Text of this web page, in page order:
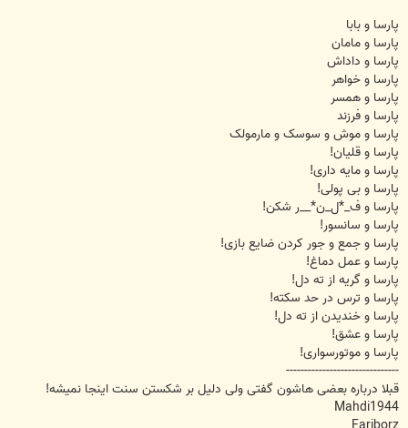
پارسا و بابا
پارسا و مامان
پارسا و داداش
پارسا و خواهر
پارسا و همسر
پارسا و فرزند
پارسا و موش و سوسک و مارمولک
پارسا و قلیان!
پارسا و مایه داری!
پارسا و بی پولی!
پارسا و ف_*ل_ن*__ر شکن!
پارسا و سانسور!
پارسا و جمع و جور کردن ضایع بازی!
پارسا و عمل دماغ!
پارسا و گریه از ته دل!
پارسا و ترس در حد سکته!
پارسا و خندیدن از ته دل!
پارسا و عشق!
پارسا و موتورسواری!
-------------------------------
قبلا درباره بعضی هاشون گفتی ولی دلیل بر شکستن سنت اینجا نمیشه!
Mahdi1944